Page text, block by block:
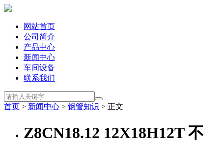
网站首页
公司简介
产品中心
新闻中心
车间设备
联系我们
首页 > 新闻中心 > 钢管知识 > 正文
Z8CN18.12 12X18H12T 不